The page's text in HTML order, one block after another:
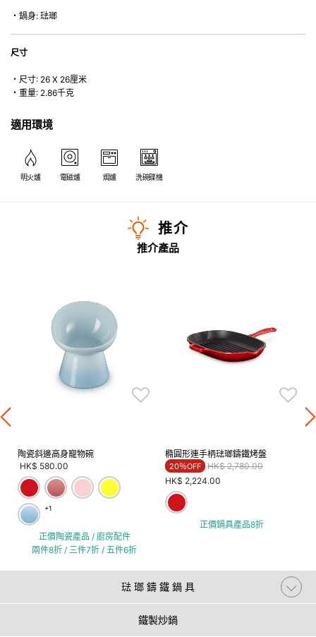
・鍋身: 琺瑯
尺寸
・尺寸: 26 X 26厘米
・重量: 2.86千克
適用環境
明火爐 電磁爐 焗爐 洗碗碟機
推介
推介產品
陶瓷斜邊高身寵物碗
HK$ 580.00
+1
正價陶瓷產品 / 廚房配件
兩件8折 / 三件7折 / 五件6折
橢圓形連手柄琺瑯鑄鐵烤盤
20％OFF Price reduced from
HK$ 2,780.00to
HK$ 2,224.00
正價鍋具產品8折
琺 瑯 鑄 鐵 鍋 具
鐵製炒鍋